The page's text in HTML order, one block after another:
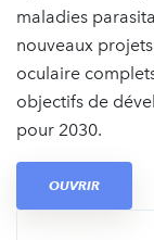
maladies
nouveaux
oculaire
objectifs de
pour 2030.
OUVRIR